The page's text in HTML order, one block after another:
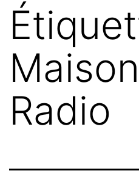
Radio